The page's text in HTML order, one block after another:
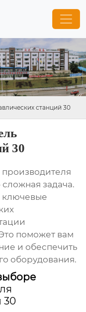
станций 30
30
производителя
сложная задача.
ключевые
поможет вам
и обеспечить
оборудования.
30